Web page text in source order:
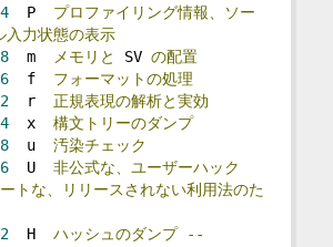
P プロファイリング情報、ソー
入力状態の表示
m メモリと SV の配置
f フォーマットの処理
r 正規表現の解析と実効
x 構文トリーのダンプ
u 汚染チェック
U 非公式な、ユーザーハック
トな、リリースされない利用法のた
H ハッシュのダンプ
--